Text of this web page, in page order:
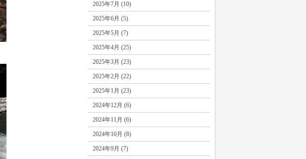
2025年7月 (10)
2025年6月 (5)
2025年5月 (7)
2025年4月 (25)
2025年3月 (23)
2025年2月 (22)
2025年1月 (23)
2024年12月 (6)
2024年11月 (6)
2024年10月 (8)
2024年9月 (7)